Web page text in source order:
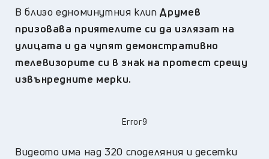
В близо едноминутния клип Друмев
призовава приятелите си да излязат на
улицата и да чупят демонстративно
телевизорите си в знак на протест срещу
извънредните мерки.
Error9
Видеото има над 320 споделяния и десетки